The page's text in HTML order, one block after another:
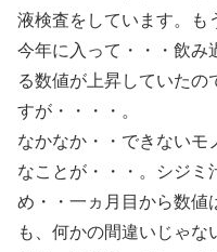
液検査をしています。も
今年に入って・・・飲み
る数値が上昇していたの
すが・・・・。
なかなか・・できないモ
なことが・・・。シジミ
め・・一ヵ月目から数値
も、何かの間違いじゃ